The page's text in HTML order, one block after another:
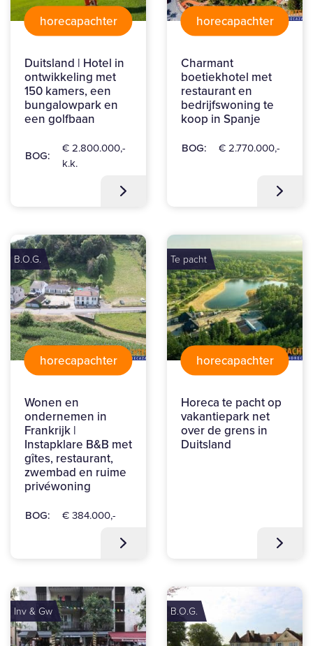
horecapachter
Duitsland | Hotel in
ontwikkeling met
150 kamers, een
bungalowpark en
een golfbaan
BOG:
€ 2.800.000,-
k.k.
horecapachter
Charmant
boetiekhotel met
restaurant en
bedrijfswoning te
koop in Spanje
BOG: € 2.770.000,-
B.O.G.
horecapachter
Wonen en
ondernemen in
Frankrijk |
Instapklare B&B met
gîtes, restaurant,
zwembad en ruime
privéwoning
BOG: € 384.000,-
Te pacht
horecapachter
Horeca te pacht op
vakantiepark net
over de grens in
Duitsland
Inv & Gw B.O.G.